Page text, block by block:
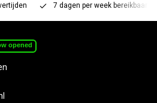
7 dagen per week bereikbaar
opened